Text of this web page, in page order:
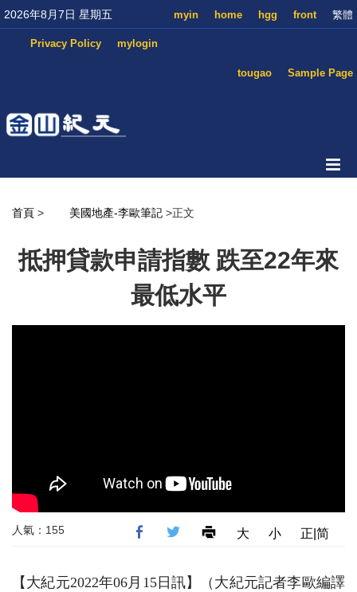
2026年8月7日 星期五 繁體
front
hgg
home
myin
mylogin
Privacy Policy
Sample Page
tougao
首頁 > 美國地產-李歐筆記 >正文
抵押貸款申請指數 跌至22年來
最低水平
人氣：155 大 小 正|简
【大紀元2022年06月15日訊】（大紀元記者李歐編譯